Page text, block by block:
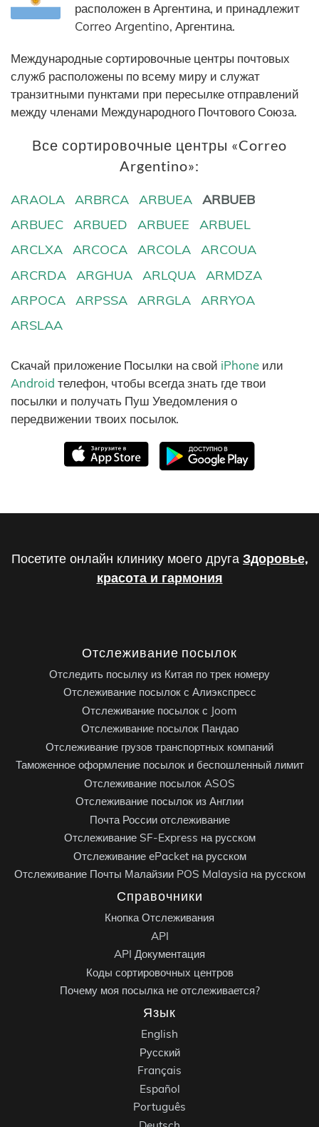
расположен в Аргентина, и принадлежит
Correo Argentino, Аргентина.
Международные сортировочные центры почтовых
служб расположены по всему миру и служат
транзитными пунктами при пересылке отправлений
между членами Международного Почтового Союза.
Все сортировочные центры «Correo
Argentino»:
ARAOLA ARBRCA ARBUEA
ARBUEB
ARBUEC
ARBUED ARBUEE
ARBUEL
ARCLXA
ARCOCA ARCOLA
ARCOUA
ARCRDA
ARGHUA ARLQUA
ARMDZA
ARPOCA
ARPSSA ARRGLA
ARRYOA
ARSLAA
Скачай приложение Посылки на свой iPhone или
Android телефон, чтобы всегда знать где твои
посылки и получать Пуш Уведомления о
передвижении твоих посылок.
Посетите онлайн клинику моего друга Здоровье,
красота и гармония
Отслеживание посылок
Отследить посылку из Китая по трек номеру
Отслеживание посылок с Алиэкспресс
Отслеживание посылок с Joom
Отслеживание посылок Пандао
Отслеживание грузов транспортных компаний
Таможенное оформление посылок и беспошленный лимит
Отслеживание посылок ASOS
Отслеживание посылок из Англии
Почта России отслеживание
Отслеживание SF-Express на русском
Отслеживание ePacket на русском
Отслеживание Почты Малайзии POS Malaysia на русском
Справочники
Кнопка Отслеживания
API
API Документация
Коды сортировочных центров
Почему моя посылка не отслеживается?
Язык
English
Русский
Français
Español
Português